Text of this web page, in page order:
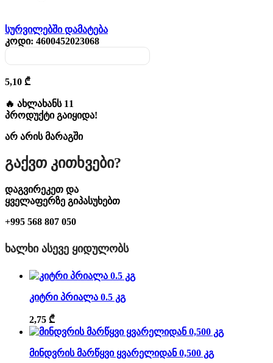
სურვილებში დამატება
კოდი: 4600452023068
5,10 ₾
🔥 ახლახანს 11
პროდუქტი გაიყიდა!
არ არის მარაგში
Გაქვთ Კითხვები?
დაგვირეკეთ და
ყველაფერზე გიპასუხებთ
+995 568 807 050
ᲮᲐᲚᲮᲘ ᲐᲡᲔᲕᲔ ᲧᲘᲓᲣᲚᲝᲑᲡ
კიტრი პრიალა 0.5 კგ
2,75 ₾
მინდვრის მარწყვი ყვარელიდან 0,500 კგ